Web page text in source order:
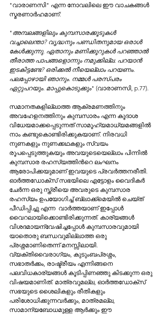
"വാരാണസി" എന്ന നോവലിലെ ഈ വാചകങ്ങള്‍
സ്മരണാര്‍ഹമാണ്:
"അമ്പലങ്ങളിലും കുമ്പസാരക്കൂടുകള്‍
വച്ചാലെന്താ? വൃദ്ധനും പണ്ഡിതനുമായ ഒരാള്‍
കേള്‍ക്കുന്നു. ഏതാനും മണിക്കൂറുകള്‍ പറഞ്ഞാല്‍
തീരാത്ത പാപങ്ങളൊന്നും നമുക്കില്ല. പറയാൻ
ഇടകിട്ടണ്ടേ? ഒരിക്കല്‍ നീയെല്ലാം പറയണം.
പലപ്പോഴായി ഞാനും. നമ്മള്‍ പരസ്പരം
ഏറ്റുപറയും. മാപ്പുകൊടുക്കും" (വാരാണസി, p.77).
സമാനതകളില്ലാത്ത ആക്രമണത്തിനും
അവഹേളനത്തിനും കുമ്പസാരം എന്ന കൂദാശ
വിധേയമാക്കപ്പെടുന്നത് സാമൂഹ്യമാധ്യമങ്ങളില്‍
നാം കണ്ടുകൊണ്ടിരിക്കുകയാണ്. നിരവധി
നുണകളും നുണക്കഥകളും സ്വയം
രൂപപ്പെടുത്തുകയും അവയുടെയെല്ലാം പിന്നില്‍
കുമ്പസാര രഹസ്യത്തിന്‍റെ ലംഘനം
ആരോപിക്കയുമാണ് ഇവയുടെ പ്രവര്‍ത്തനരീതി.
ഓര്‍ത്തഡോക്സ് സഭയിലെ എട്ടോളം വൈദികര്‍
ചേര്‍ന്ന ഒരു സ്ത്രീയെ അവരുടെ കുമ്പസാര
രഹസ്യം ഉപയോഗിച്ച് ബ്ലാക്ക്മെയില്‍ ചെയ്ത്
പീഡിപ്പിച്ചു എന്ന  വാര്‍ത്തയാണ് ഇപ്പോള്‍
വൈറലായിക്കൊണ്ടിരിക്കുന്നത്. കാര്യങ്ങള്‍
വിശദമായന്വേഷിച്ചപ്പോള്‍ കുമ്പസാരവുമായി
യാതൊരു ബന്ധവുമില്ലാത്ത ഒരു
പ്രശ്നമാണിതെന്ന് മനസ്സിലായി.
വ്യക്തിവൈരാഗ്യം, കുടുംബപ്രശ്നം,
സഭാതര്‍ക്കം, രാഷ്ട്രീയം എന്നിങ്ങനെ
പലവിധകാര്യങ്ങള്‍ കൂടിപ്പിണഞ്ഞു കിടക്കുന്ന ഒരു
വിഷയമാണിത്. മാത്രവുമല്ല, ഓര്‍ത്തഡോക്സ്
സഭയുടെ ശൈലികളും രീതികളും
പരിശോധിക്കുന്നവര്‍ക്കും, മാത്രമല്ല,
സാമാന്യബോധമുള്ള ആര്‍ക്കും ഈ